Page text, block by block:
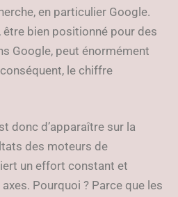
en particulier Google.
être bien positionné pour des
Google, peut énormément
le chiffre
donc d’apparaître sur la
des moteurs de
un effort constant et
Pourquoi ? Parce que les